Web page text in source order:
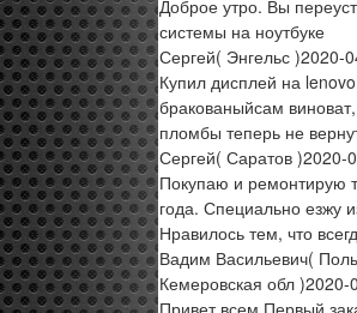
Доброе утро. Вы
системы на ноутбуке
Сергей( Энгельс )2020-
Купил дисплей на
бракованыйсам
пломбы теперь не
Сергей( Саратов )2020-
Покупаю и ремонтирую
года. Специально езжу
Нравилось тем, что
Вадим Васильевич(
Кемеровская обл )2020-
Привет всем.Первый